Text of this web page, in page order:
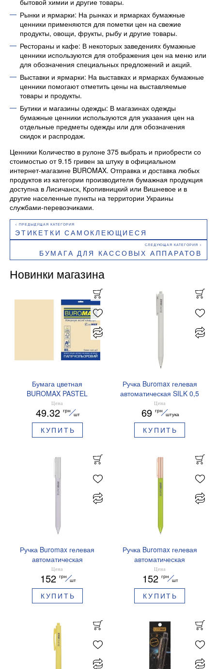
бытовой химии и другие товары.
Рынки и ярмарки: На рынках и ярмарках бумажные
ценники применяются для пометки цен на свежие
продукты, овощи, фрукты, рыбу и другие товары.
Рестораны и кафе: В некоторых заведениях бумажные
ценники используются для отображения цен на меню или
для обозначения специальных предложений и акций.
Выставки и ярмарки: На выставках и ярмарках бумажные
ценники помогают отметить цены на выставляемые
товары и продукты.
Бутики и магазины одежды: В магазинах одежды
бумажные ценники используются для указания цен на
отдельные предметы одежды или для обозначения
скидок и распродаж.
Ценники Количество в рулоне 375 выбрать и приобрести со
стоимостью от 9.15 гривен за штуку в официальном
интернет-магазине BUROMAX. Отправка и доставка любых
продуктов из категории производителя бумажная продукция
доступна в Лисичанск, Кропивницкий или Вишневое и в
другие населенные пункты на территории Украины
службами-перевозчиками.
ЭТИКЕТКИ САМОКЛЕЮЩИЕСЯ
БУМАГА ДЛЯ КАССОВЫХ АППАРАТОВ
Новинки магазина
Бумага цветная
BUROMAX PASTEL
EUROMAX 20 арк А4 80 г/
мс BM.2721220E-08
Цена
49.32 грн
шт
КУПИТЬ
Ручка Buromax гелевая
автоматическая SILK 0,5
мм синие чернила
BM.83100
Цена
69 грн
штука
КУПИТЬ
Ручка Buromax гелевая
автоматическая
PRESTIGE SILVER 0,5 мм
синие чернила BM.83102
Цена
152 грн
шт
КУПИТЬ
Ручка Buromax гелевая
автоматическая
PRESTIGE GOLD 0,5 мм
синие чернила BM.83101
Цена
152 грн
шт
КУПИТЬ